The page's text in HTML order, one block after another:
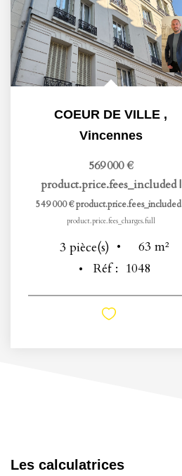
COEUR DE VILLE ,
Vincennes
569 000 €
product.price.fees_included|
549 000 €product.price.fees_included
product.price.fees_charges.full
3 pièce(s) 63 m²
Réf : 1048
Les calculatrices